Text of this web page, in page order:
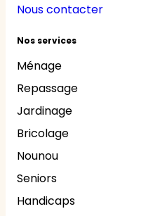
Nous contacter
Nos services
Ménage
Repassage
Jardinage
Bricolage
Nounou
Seniors
Handicaps